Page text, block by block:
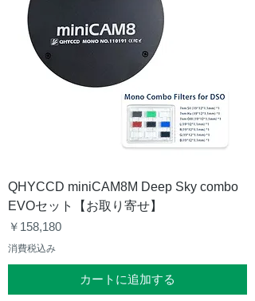
QHYCCD miniCAM8M Deep Sky combo
EVOセット【お取り寄せ】
価格
￥158,180
消費税込み
カートに追加する